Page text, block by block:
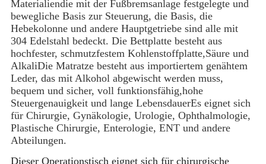
Materialiendie mit der Fußbremsanlage festgelegte und
bewegliche Basis zur Steuerung, die Basis, die
Hebekolonne und andere Hauptgetriebe sind alle mit
304 Edelstahl bedeckt. Die Bettplatte besteht aus
hochfester, schmutzfestem Kohlenstoffplatte,Säure und
AlkaliDie Matratze besteht aus importiertem genähtem
Leder, das mit Alkohol abgewischt werden muss,
bequem und sicher, voll funktionsfähig,hohe
Steuergenauigkeit und lange LebensdauerEs eignet sich
für Chirurgie, Gynäkologie, Urologie, Ophthalmologie,
Plastische Chirurgie, Enterologie, ENT und andere
Abteilungen.
Dieser Operationstisch eignet sich für chirurgische